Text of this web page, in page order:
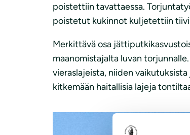
poistettiin tavattaessa.
poistetut kukinnot kuljetettiin
Merkittävä osa
maanomistajalta luvan
vieraslajeista, niiden
kitkemään haitallisia lajeja